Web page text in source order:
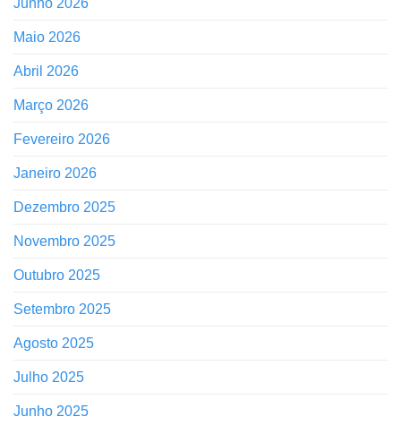
Junho 2026
Maio 2026
Abril 2026
Março 2026
Fevereiro 2026
Janeiro 2026
Dezembro 2025
Novembro 2025
Outubro 2025
Setembro 2025
Agosto 2025
Julho 2025
Junho 2025